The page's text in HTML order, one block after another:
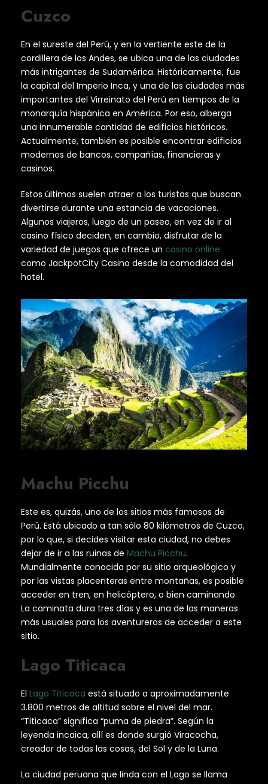
Cuzco
En el sureste del Perú, y en la vertiente este de la
cordillera de los Andes, se ubica una de las ciudades
más intrigantes de Sudamérica. Históricamente, fue
la capital del Imperio Inca, y una de las ciudades más
importantes del Virreinato del Perú en tiempos de la
monarquía hispánica en América. Por eso, alberga
una innumerable cantidad de edificios históricos.
Actualmente, también es posible encontrar edificios
modernos de bancos, compañías, financieras y
casinos.
Estos últimos suelen atraer a los turistas que buscan
divertirse durante una estancia de vacaciones.
Algunos viajeros, luego de un paseo, en vez de ir al
casino físico deciden, en cambio, disfrutar de la
variedad de juegos que ofrece un casino online
como JackpotCity Casino desde la comodidad del
hotel.
Machu Picchu
Este es, quizás, uno de los sitios más famosos de
Perú. Está ubicado a tan sólo 80 kilómetros de Cuzco,
por lo que, si decides visitar esta ciudad, no debes
dejar de ir a las ruinas de Machu Picchu.
Mundialmente conocida por su sitio arqueológico y
por las vistas placenteras entre montañas, es posible
acceder en tren, en helicóptero, o bien caminando.
La caminata dura tres días y es una de las maneras
más usuales para los aventureros de acceder a este
sitio.
Lago Titicaca
El Lago Titicaca está situado a aproximadamente
3.800 metros de altitud sobre el nivel del mar.
“Titicaca” significa “puma de piedra”. Según la
leyenda incaica, allí es donde surgió Viracocha,
creador de todas las cosas, del Sol y de la Luna.
La ciudad peruana que linda con el Lago se llama